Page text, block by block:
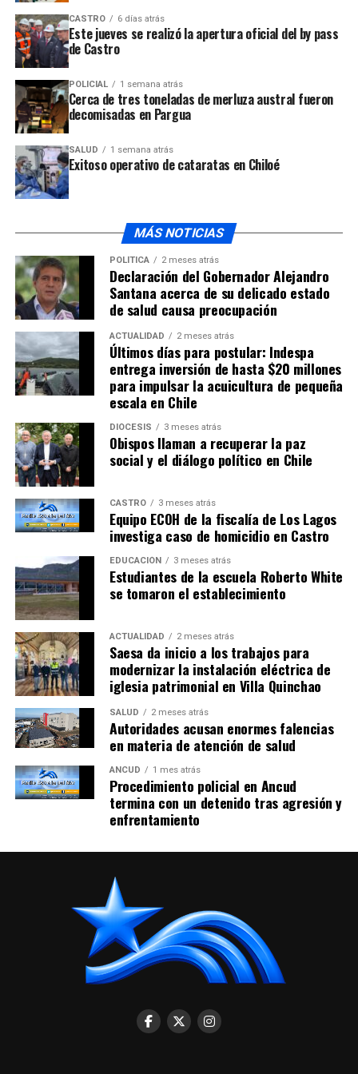
Además se recuerda que hoy no hay clases en los
recintos que ayer recibieron electores, por disposición
del Slep Chiloé.
ARTÍCULOS RELACIONADOS:
UP NEXT
Amplia votación determinó victoria para José Antonio
Kast como presidente electo
NO TE PIERDAS
Habrá segunda vuelta el próximo 14 de diciembre entre
Jeanette Jara y José Antonio Kast
CASTRO 6 días atrás
Este jueves se realizó la apertura oficial del by pass
de Castro
POLICIAL 1 semana atrás
Cerca de tres toneladas de merluza austral fueron
decomisadas en Pargua
SALUD 1 semana atrás
Exitoso operativo de cataratas en Chiloé
MÁS NOTICIAS
POLÍTICA 2 meses atrás
Declaración del Gobernador Alejandro
Santana acerca de su delicado estado
de salud causa preocupación
ACTUALIDAD 2 meses atrás
Últimos días para postular: Indespa
entrega inversión de hasta $20 millones
para impulsar la acuicultura de pequeña
escala en Chile
DIÓCESIS 3 meses atrás
Obispos llaman a recuperar la paz
social y el diálogo político en Chile
CASTRO 3 meses atrás
Equipo ECOH de la fiscalía de Los Lagos
investiga caso de homicidio en Castro
EDUCACIÓN 3 meses atrás
Estudiantes de la escuela Roberto White
se tomaron el establecimiento
ACTUALIDAD 2 meses atrás
Saesa da inicio a los trabajos para
modernizar la instalación eléctrica de
iglesia patrimonial en Villa Quinchao
SALUD 2 meses atrás
Autoridades acusan enormes falencias
en materia de atención de salud
ANCUD 1 mes atrás
Procedimiento policial en Ancud
termina con un detenido tras agresión y
enfrentamiento